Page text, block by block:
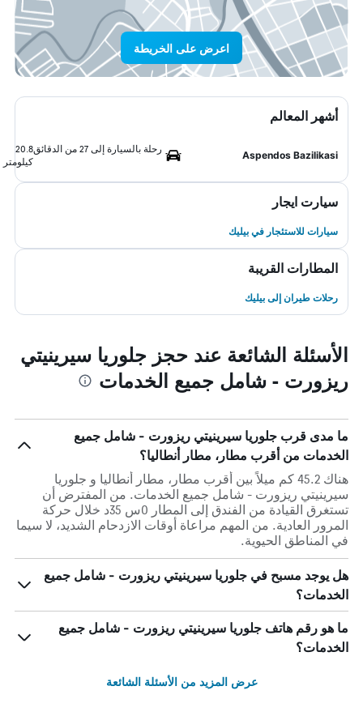
اعرض على الخريطة
أشهر المعالم
Aspendos Bazilikasi
رحلة بالسيارة إلى 27 من الدقائق
20.8
كيلومتر
سيارت ايجار
سيارات للاستئجار في بيليك
المطارات القريبة
رحلات طيران إلى بيليك
الأسئلة الشائعة عند حجز جلوريا سيرينيتي
ريزورت - شامل جميع الخدمات
ما مدى قرب جلوريا سيرينيتي ريزورت - شامل جميع
الخدمات من أقرب مطار، مطار أنطاليا؟
هناك 45.2 كم ميلاً بين أقرب مطار، مطار أنطاليا و جلوريا
سيرينيتي ريزورت - شامل جميع الخدمات. من المفترض أن
تستغرق القيادة من الفندق إلى المطار 0س 35د خلال حركة
المرور العادية. من المهم مراعاة أوقات الازدحام الشديد، لا سيما
في المناطق الحيوية.
هل يوجد مسبح في جلوريا سيرينيتي ريزورت - شامل جميع
الخدمات؟
ما هو رقم هاتف جلوريا سيرينيتي ريزورت - شامل جميع
الخدمات؟
عرض المزيد من الأسئلة الشائعة